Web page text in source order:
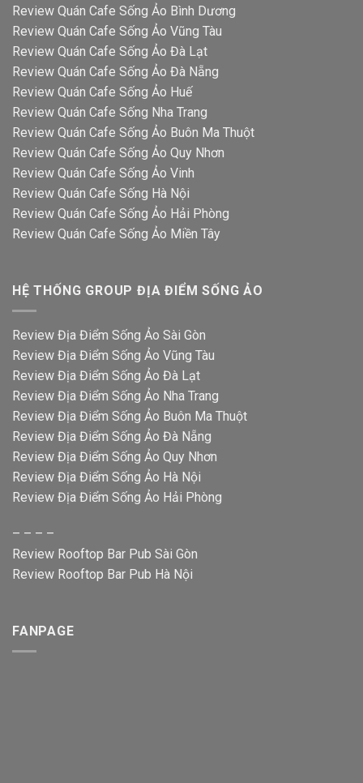
Review Quán Cafe Sống Ảo Bình Dương
Review Quán Cafe Sống Ảo Vũng Tàu
Review Quán Cafe Sống Ảo Đà Lạt
Review Quán Cafe Sống Ảo Đà Nẵng
Review Quán Cafe Sống Ảo Huế
Review Quán Cafe Sống Nha Trang
Review Quán Cafe Sống Ảo Buôn Ma Thuột
Review Quán Cafe Sống Ảo Quy Nhơn
Review Quán Cafe Sống Ảo Vinh
Review Quán Cafe Sống Hà Nội
Review Quán Cafe Sống Ảo Hải Phòng
Review Quán Cafe Sống Ảo Miền Tây
HỆ THỐNG GROUP ĐỊA ĐIỂM SỐNG ẢO
Review Địa Điểm Sống Ảo Sài Gòn
Review Địa Điểm Sống Ảo Vũng Tàu
Review Địa Điểm Sống Ảo Đà Lạt
Review Địa Điểm Sống Ảo Nha Trang
Review Địa Điểm Sống Ảo Buôn Ma Thuột
Review Địa Điểm Sống Ảo Đà Nẵng
Review Địa Điểm Sống Ảo Quy Nhơn
Review Địa Điểm Sống Ảo Hà Nội
Review Địa Điểm Sống Ảo Hải Phòng
– – – –
Review Rooftop Bar Pub Sài Gòn
Review Rooftop Bar Pub Hà Nội
FANPAGE